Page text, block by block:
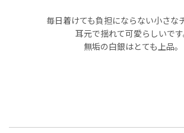
毎日着けても負担にならない小さな
耳元で揺れて可愛らしいです
無垢の白銀はとても上品。